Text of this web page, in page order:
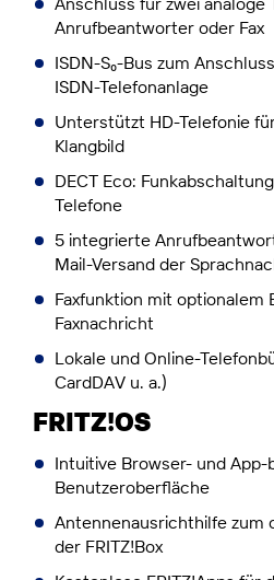
Anrufbeantworter oder Fax
ISDN-S₀-Bus zum
ISDN-Telefonanlage
Unterstützt HD-Telefonie
Klangbild
DECT Eco:
Telefone
5 integrierte
Mail-Versand der
Faxfunktion mit optionalem
Faxnachricht
Lokale und Online-
CardDAV u. a.)
FRITZ!OS
Intuitive Browser- und App-
Benutzeroberﬂäche
Antennenausrichthilfe zum
der FRITZ!Box